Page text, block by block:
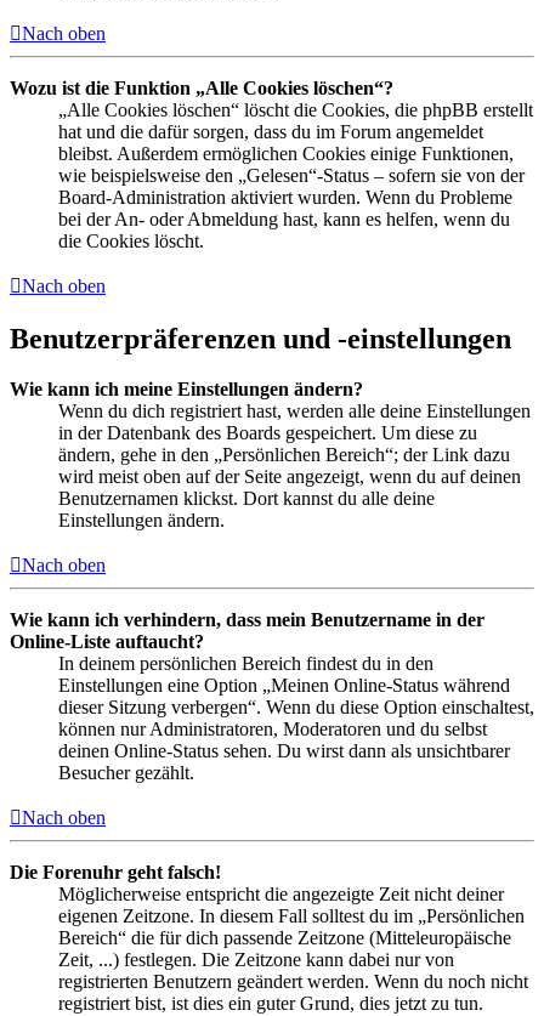
Nach oben
Wozu ist die Funktion „Alle Cookies löschen“?
„Alle Cookies löschen“ löscht die Cookies, die phpBB erstellt
hat und die dafür sorgen, dass du im Forum angemeldet
bleibst. Außerdem ermöglichen Cookies einige Funktionen,
wie beispielsweise den „Gelesen“-Status – sofern sie von der
Board-Administration aktiviert wurden. Wenn du Probleme
bei der An- oder Abmeldung hast, kann es helfen, wenn du
die Cookies löscht.
Nach oben
Benutzerpräferenzen und -einstellungen
Wie kann ich meine Einstellungen ändern?
Wenn du dich registriert hast, werden alle deine Einstellungen
in der Datenbank des Boards gespeichert. Um diese zu
ändern, gehe in den „Persönlichen Bereich“; der Link dazu
wird meist oben auf der Seite angezeigt, wenn du auf deinen
Benutzernamen klickst. Dort kannst du alle deine
Einstellungen ändern.
Nach oben
Wie kann ich verhindern, dass mein Benutzername in der
Online-Liste auftaucht?
In deinem persönlichen Bereich findest du in den
Einstellungen eine Option „Meinen Online-Status während
dieser Sitzung verbergen“. Wenn du diese Option einschaltest,
können nur Administratoren, Moderatoren und du selbst
deinen Online-Status sehen. Du wirst dann als unsichtbarer
Besucher gezählt.
Nach oben
Die Forenuhr geht falsch!
Möglicherweise entspricht die angezeigte Zeit nicht deiner
eigenen Zeitzone. In diesem Fall solltest du im „Persönlichen
Bereich“ die für dich passende Zeitzone (Mitteleuropäische
Zeit, ...) festlegen. Die Zeitzone kann dabei nur von
registrierten Benutzern geändert werden. Wenn du noch nicht
registriert bist, ist dies ein guter Grund, dies jetzt zu tun.